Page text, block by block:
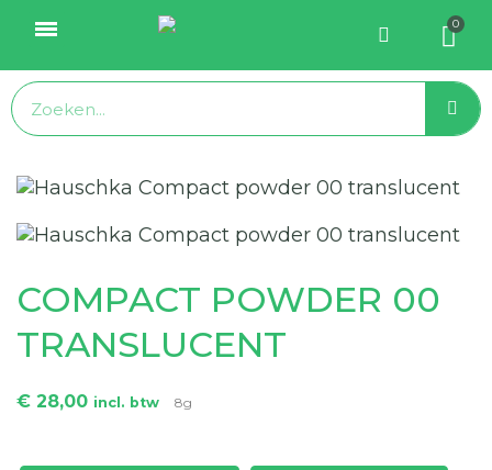
COMPACT POWDER 00
TRANSLUCENT
€ 28,00 incl. btw 8g